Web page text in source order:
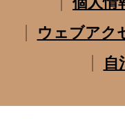
ウェブアク
自